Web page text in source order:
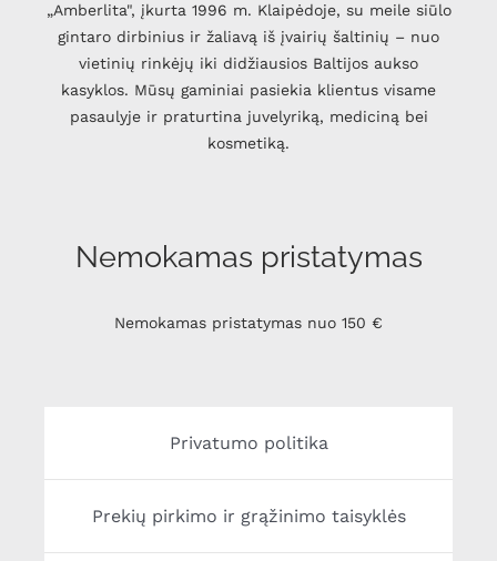
„Amberlita", įkurta 1996 m. Klaipėdoje, su meile siūlo
gintaro dirbinius ir žaliavą iš įvairių šaltinių – nuo
vietinių rinkėjų iki didžiausios Baltijos aukso
kasyklos. Mūsų gaminiai pasiekia klientus visame
pasaulyje ir praturtina juvelyriką, mediciną bei
kosmetiką.
Nemokamas pristatymas
Nemokamas pristatymas nuo 150 €
Privatumo politika
Prekių pirkimo ir grąžinimo taisyklės